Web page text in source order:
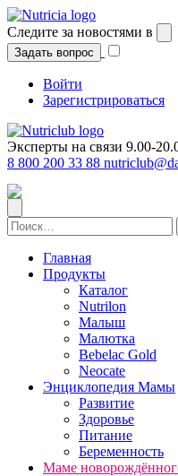
Перейти
к
содержимому
Следите за новостями в
Задать вопрос
Войти
Зарегистрироваться
Эксперты на связи 9.00-
8 800 200 33 88
Найти:
Главная
Продукты
Каталог
Nutrilon
Малыш
Малютка
Bebelac Gold
Neocate
Энциклопедия Мамы
Развитие
Здоровье
Питание
Беременность
Маме